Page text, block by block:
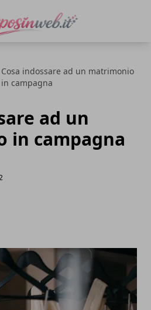
Cosa indossare ad un matrimonio
in campagna
ad un
in campagna